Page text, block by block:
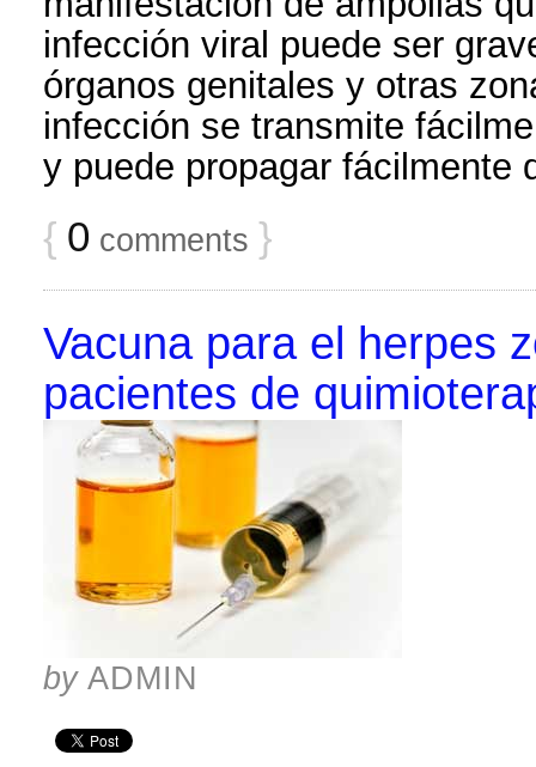
infección viral puede ser
órganos genitales y otras
infección se transmite
y puede propagar
{ 0 comments }
Vacuna para el herpes
pacientes de
by ADMIN